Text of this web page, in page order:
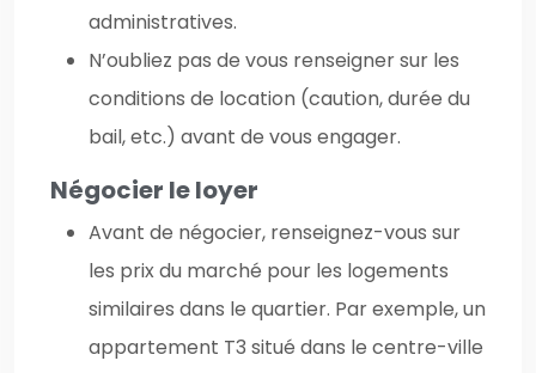
administratives.
N’oubliez pas de vous renseigner sur les
conditions de location (caution, durée du
bail, etc.) avant de vous engager.
Négocier le loyer
Avant de négocier, renseignez-vous sur
les prix du marché pour les logements
similaires dans le quartier. Par exemple, un
appartement T3 situé dans le centre-ville